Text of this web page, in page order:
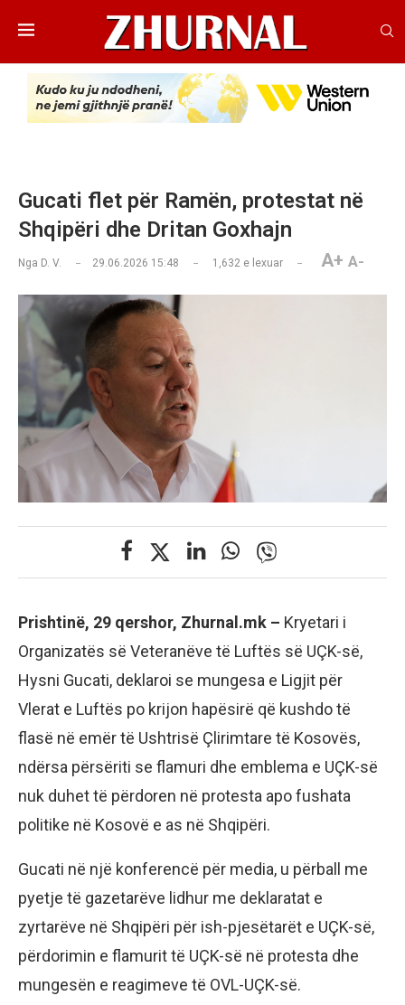
​Gucati flet për Ramën, protestat në
Shqipëri dhe Dritan Goxhajn
Nga D. V. 29.06.2026 15:48 1,632 e lexuar A+ A-
Prishtinë, 29 qershor, Zhurnal.mk – Kryetari i
Organizatës së Veteranëve të Luftës së UÇK-së,
Hysni Gucati, deklaroi se mungesa e Ligjit për
Vlerat e Luftës po krijon hapësirë që kushdo të
flasë në emër të Ushtrisë Çlirimtare të Kosovës,
ndërsa përsëriti se flamuri dhe emblema e UÇK-së
nuk duhet të përdoren në protesta apo fushata
politike në Kosovë e as në Shqipëri.
Gucati në një konferencë për media, u përball me
pyetje të gazetarëve lidhur me deklaratat e
zyrtarëve në Shqipëri për ish-pjesëtarët e UÇK-së,
përdorimin e flamurit të UÇK-së në protesta dhe
mungesën e reagimeve të OVL-UÇK-së.